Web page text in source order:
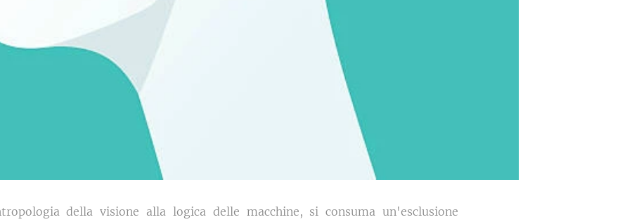
della visione alla logica delle macchine, si consuma un'esclusione